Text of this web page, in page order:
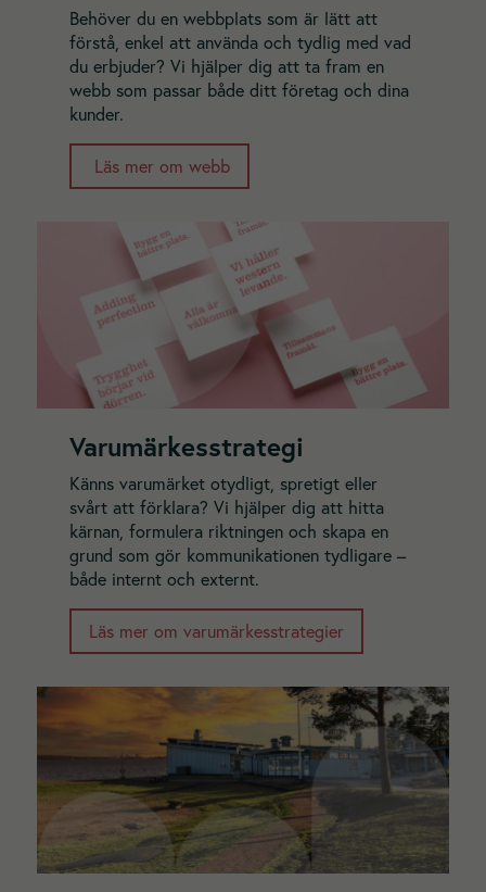
Behöver du en webbplats som är lätt att
förstå, enkel att använda och tydlig med vad
du erbjuder? Vi hjälper dig att ta fram en
webb som passar både ditt företag och dina
kunder.
Läs mer om webb
Varumärkesstrategi
Känns varumärket otydligt, spretigt eller
svårt att förklara? Vi hjälper dig att hitta
kärnan, formulera riktningen och skapa en
grund som gör kommunikationen tydligare –
både internt och externt.
Läs mer om varumärkesstrategier